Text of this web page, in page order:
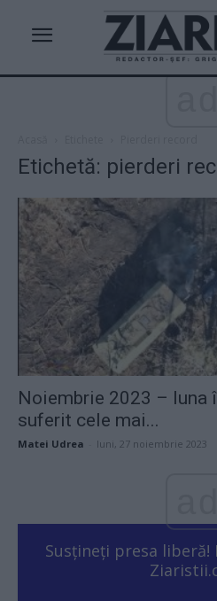
Etichetă: pierderi
Noiembrie 2023 – luna
suferit cele mai...
Matei Udrea luni, 27 noiembrie 2023
Susțineți presa